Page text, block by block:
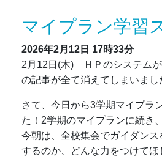
マイプラン学習
2026年2月12日 17時33分
2月12日(木) ＨＰのシステム
の記事が全て消えてしまいまし
さて、今日から3学期マイプラ
た！2学期のマイプランに続き
今朝は、全校集会でガイダンス
するのか、どんな力をつけて